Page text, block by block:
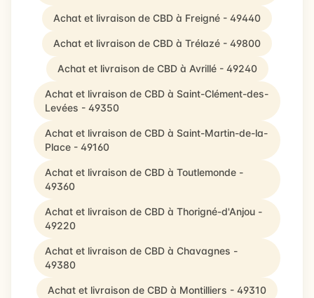
Achat et livraison de CBD à Freigné - 49440
Achat et livraison de CBD à Trélazé - 49800
Achat et livraison de CBD à Avrillé - 49240
Achat et livraison de CBD à Saint-Clément-des-
Levées - 49350
Achat et livraison de CBD à Saint-Martin-de-la-
Place - 49160
Achat et livraison de CBD à Toutlemonde -
49360
Achat et livraison de CBD à Thorigné-d'Anjou -
49220
Achat et livraison de CBD à Chavagnes -
49380
Achat et livraison de CBD à Montilliers - 49310